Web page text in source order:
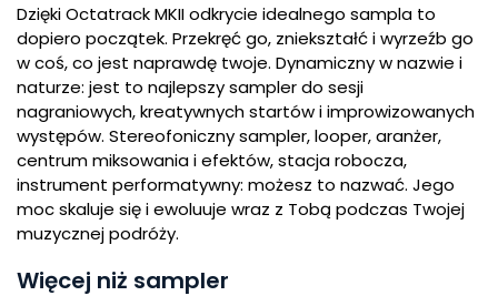
Dzięki Octatrack MKII odkrycie idealnego sampla to
dopiero początek. Przekręć go, zniekształć i wyrzeźb go
w coś, co jest naprawdę twoje. Dynamiczny w nazwie i
naturze: jest to najlepszy sampler do sesji
nagraniowych, kreatywnych startów i improwizowanych
występów. Stereofoniczny sampler, looper, aranżer,
centrum miksowania i efektów, stacja robocza,
instrument performatywny: możesz to nazwać. Jego
moc skaluje się i ewoluuje wraz z Tobą podczas Twojej
muzycznej podróży.
Więcej niż sampler